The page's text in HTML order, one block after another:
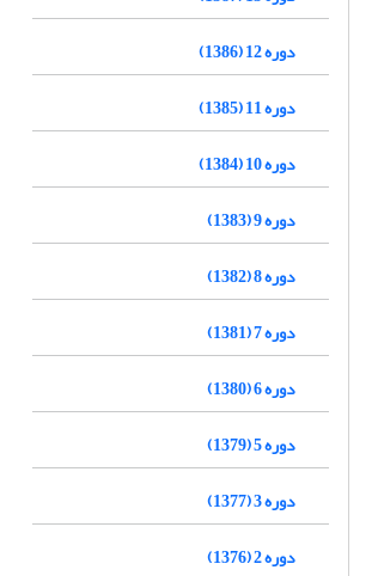
دوره 12 (1386)
دوره 11 (1385)
دوره 10 (1384)
دوره 9 (1383)
دوره 8 (1382)
دوره 7 (1381)
دوره 6 (1380)
دوره 5 (1379)
دوره 3 (1377)
دوره 2 (1376)